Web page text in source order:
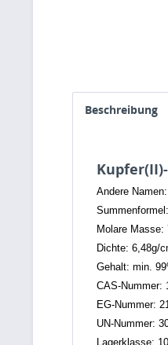
Beschreibung
Andere
Molare Masse:
Dichte: 6,48g/
Gehalt: min.
CAS-Nummer:
EG-Nummer:
UN-Nummer:
Lagerklasse: